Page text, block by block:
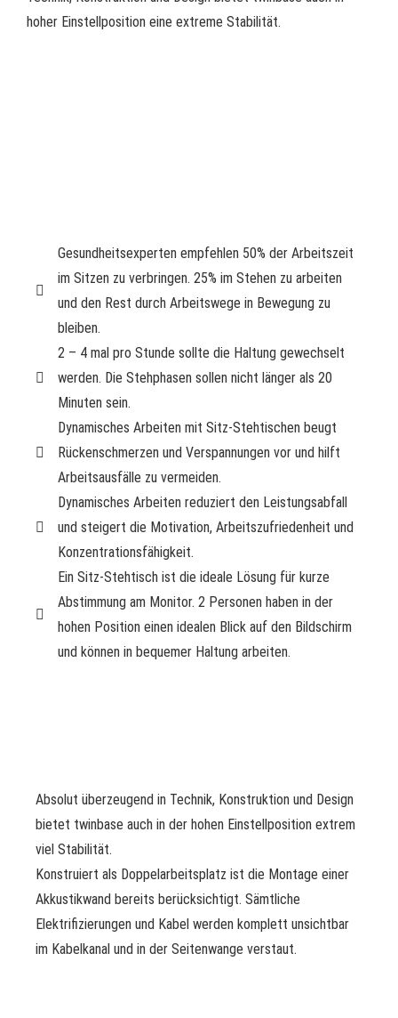
hoher Einstellposition eine extreme Stabilität.
Gesundheitsexperten empfehlen 50% der Arbeitszeit
im Sitzen zu verbringen. 25% im Stehen zu arbeiten
und den Rest durch Arbeitswege in Bewegung zu
bleiben.
2 – 4 mal pro Stunde sollte die Haltung gewechselt
werden. Die Stehphasen sollen nicht länger als 20
Minuten sein.
Dynamisches Arbeiten mit Sitz-Stehtischen beugt
Rückenschmerzen und Verspannungen vor und hilft
Arbeitsausfälle zu vermeiden.
Dynamisches Arbeiten reduziert den Leistungsabfall
und steigert die Motivation, Arbeitszufriedenheit und
Konzentrationsfähigkeit.
Ein Sitz-Stehtisch ist die ideale Lösung für kurze
Abstimmung am Monitor. 2 Personen haben in der
hohen Position einen idealen Blick auf den Bildschirm
und können in bequemer Haltung arbeiten.
Absolut überzeugend in Technik, Konstruktion und Design
bietet twinbase auch in der hohen Einstellposition extrem
viel Stabilität.
Konstruiert als Doppelarbeitsplatz ist die Montage einer
Akkustikwand bereits berücksichtigt. Sämtliche
Elektrifizierungen und Kabel werden komplett unsichtbar
im Kabelkanal und in der Seitenwange verstaut.